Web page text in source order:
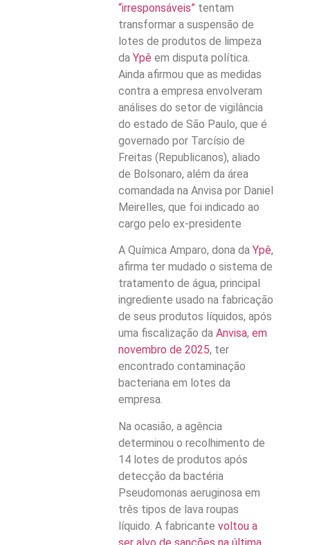
“irresponsáveis” tentam
transformar a suspensão de
lotes de produtos de limpeza
da Ypê em disputa política.
Ainda afirmou que as medidas
contra a empresa envolveram
análises do setor de vigilância
do estado de São Paulo, que é
governado por Tarcísio de
Freitas (Republicanos), aliado
de Bolsonaro, além da área
comandada na Anvisa por Daniel
Meirelles, que foi indicado ao
cargo pelo ex-presidente
A Química Amparo, dona da Ypê,
afirma ter mudado o sistema de
tratamento de água, principal
ingrediente usado na fabricação
de seus produtos líquidos, após
uma fiscalização da Anvisa, em
novembro de 2025, ter
encontrado contaminação
bacteriana em lotes da
empresa.
Na ocasião, a agência
determinou o recolhimento de
14 lotes de produtos após
detecção da bactéria
Pseudomonas aeruginosa em
três tipos de lava roupas
líquido. A fabricante voltou a
ser alvo de sanções na última